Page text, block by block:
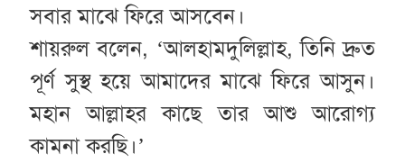
সবার মাঝে ফিরে আসবেন।
শায়রুল বলেন, ‘আলহামদুলিল্লাহ, তিনি দ্রুত
পূর্ণ সুস্থ হয়ে আমাদের মাঝে ফিরে আসুন।
মহান আল্লাহর কাছে তার আশু আরোগ্য
কামনা করছি।’